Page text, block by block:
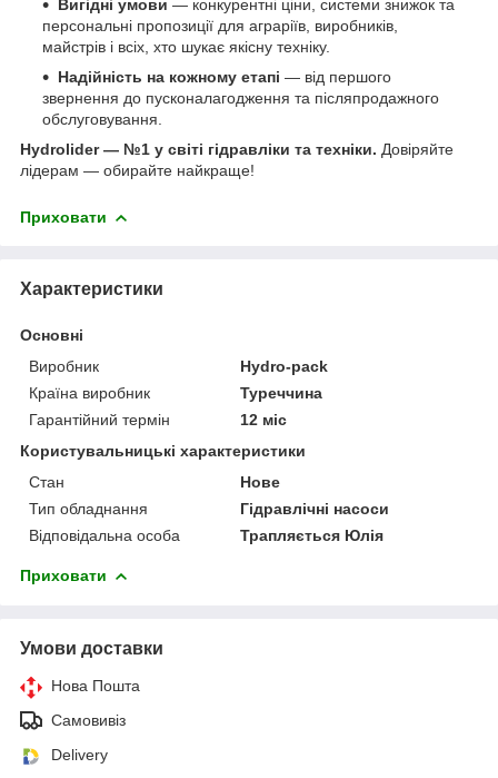
Вигідні умови — конкурентні ціни, системи знижок та
персональні пропозиції для аграріїв, виробників,
майстрів і всіх, хто шукає якісну техніку.
Надійність на кожному етапі — від першого
звернення до пусконалагодження та післяпродажного
обслуговування.
Hydrolider — №1 у світі гідравліки та техніки. Довіряйте
лідерам — обирайте найкраще!
Приховати
Характеристики
Основні
Виробник
Hydro-pack
Країна виробник
Туреччина
Гарантійний термін
12 міс
Користувальницькі характеристики
Стан
Нове
Тип обладнання
Гідравлічні насоси
Відповідальна особа
Трапляється Юлія
Приховати
Умови доставки
Нова Пошта
Самовивіз
Delivery